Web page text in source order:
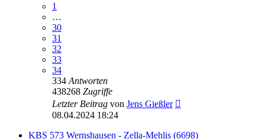
1
…
30
31
32
33
34
334 Antworten
438268 Zugriffe
Letzter Beitrag von Jens Gießler
08.04.2024 18:24
KBS 573 Wernshausen - Zella-Mehlis (6698)